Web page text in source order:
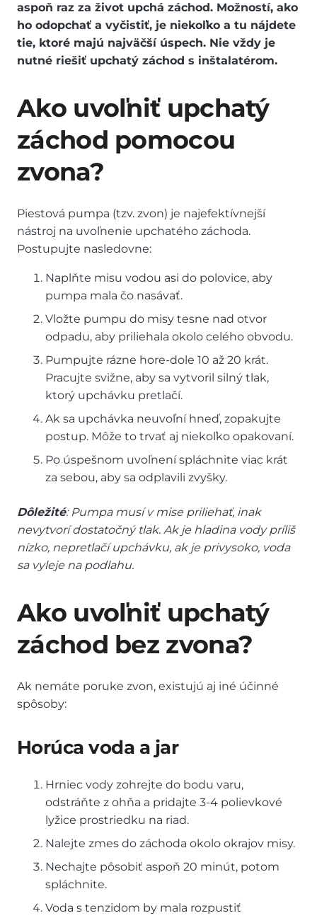
aspoň raz za život upchá záchod. Možností, ako
ho odopchať a vyčistiť, je niekoľko a tu nájdete
tie, ktoré majú najväčší úspech. Nie vždy je
nutné riešiť upchatý záchod s inštalatérom.
Ako uvoľniť upchatý
záchod pomocou
zvona?
Piestová pumpa (tzv. zvon) je najefektívnejší
nástroj na uvoľnenie upchatého záchoda.
Postupujte nasledovne:
Naplňte misu vodou asi do polovice, aby
pumpa mala čo nasávať.
Vložte pumpu do misy tesne nad otvor
odpadu, aby priliehala okolo celého obvodu.
Pumpujte rázne hore-dole 10 až 20 krát.
Pracujte svižne, aby sa vytvoril silný tlak,
ktorý upchávku pretlačí.
Ak sa upchávka neuvoľní hneď, zopakujte
postup. Môže to trvať aj niekoľko opakovaní.
Po úspešnom uvoľnení spláchnite viac krát
za sebou, aby sa odplavili zvyšky.
Dôležité: Pumpa musí v mise priliehať, inak
nevytvorí dostatočný tlak. Ak je hladina vody príliš
nízko, nepretlačí upchávku, ak je privysoko, voda
sa vyleje na podlahu.
Ako uvoľniť upchatý
záchod bez zvona?
Ak nemáte poruke zvon, existujú aj iné účinné
spôsoby:
Horúca voda a jar
Hrniec vody zohrejte do bodu varu,
odstráňte z ohňa a pridajte 3-4 polievkové
lyžice prostriedku na riad.
Nalejte zmes do záchoda okolo okrajov misy.
Nechajte pôsobiť aspoň 20 minút, potom
spláchnite.
Voda s tenzidom by mala rozpustiť